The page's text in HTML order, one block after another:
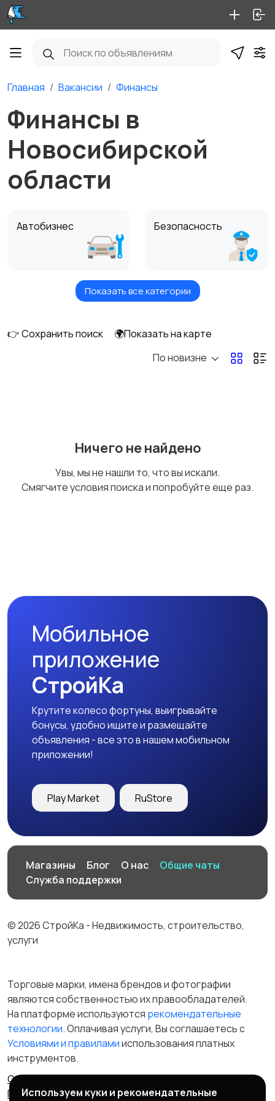
Главная Вакансии Финансы
Финансы в
Новосибирской
области
Автобизнес Безопасность
Бытовые услуги и
Высший менеджмент
Образование и наука Офисный персонал
Перевозки, склад,
закупки
Продажи
Производство
Рестораны и
Сельское хозяйство Спорт и красота
Страхование
Строительство и
ремонт
Туризм и гостиницы
Управление
недвижимостью
Показать все категории
👉 Сохранить поиск
🌍Показать на карте
По новизне
Ничего не найдено
Увы, мы не нашли то, что вы искали.
Смягчите условия поиска и попробуйте еще раз.
Мобильное
приложение
СтройКа
Крутите колесо фортуны, выигрывайте
бонусы, удобно ищите и размещайте
объявления - все это в нашем мобильном
приложении!
Play Market RuStore
Магазины Блог О нас
Общие чаты
Служба поддержки
© 2026 СтройКа - Недвижимость, строительство,
услуги
Торговые марки, имена брендов и фотографии
являются собственностью их правообладателей.
На платформе используются рекомендательные
технологии. Оплачивая услуги, Вы соглашаетесь c
Условиями и правиламииспользования платных
инструментов.
Отказ от ответственности
Правила сервиса
Политика конфиденциальности
Пользовательское
Используем куки и рекомендательные